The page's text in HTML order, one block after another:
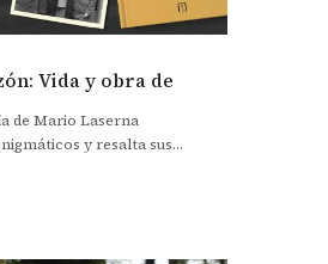
Vida y obra de
de Mario Laserna
y resalta sus